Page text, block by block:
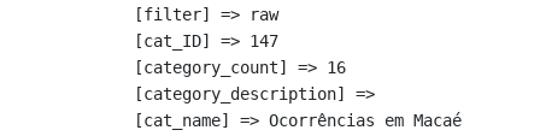
            [filter] => raw
            [cat_ID] => 147
            [category_count] => 16
            [category_description] =>
            [cat_name] => Ocorrências em Macaé